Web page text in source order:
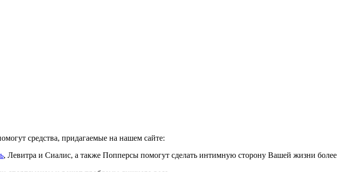
средства, придагаемые на нашем сайте:
, Левитра и Сиалис, а также Попперсы помогут сделать интимную сторону Вашей жизни более